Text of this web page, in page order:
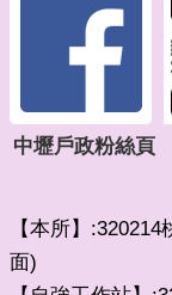
中壢戶政粉絲頁
【本所】
面)